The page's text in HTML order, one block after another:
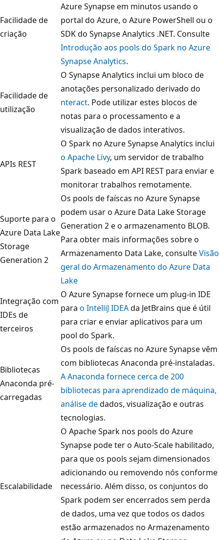
Facilidade de
criação
Azure Synapse em minutos usando o
portal do Azure, o Azure PowerShell ou o
SDK do Synapse Analytics .NET. Consulte
Introdução aos pools do Spark no Azure
Synapse Analytics.
Facilidade de
utilização
O Synapse Analytics inclui um bloco de
anotações personalizado derivado do
nteract. Pode utilizar estes blocos de
notas para o processamento e a
visualização de dados interativos.
APIs REST
O Spark no Azure Synapse Analytics inclui
o Apache Livy, um servidor de trabalho
Spark baseado em API REST para enviar e
monitorar trabalhos remotamente.
Suporte para o
Azure Data Lake
Storage
Generation 2
Os pools de faíscas no Azure Synapse
podem usar o Azure Data Lake Storage
Generation 2 e o armazenamento BLOB.
Para obter mais informações sobre o
Armazenamento Data Lake, consulteVisão
geral do Armazenamento do Azure Data
Lake
Integração com
IDEs de
terceiros
O Azure Synapse fornece um plug-in IDE
para o IntelliJ IDEAda JetBrains que é útil
para criar e enviar aplicativos para um
pool do Spark.
Bibliotecas
Anaconda pré-
carregadas
Os pools de faíscas no Azure Synapse vêm
com bibliotecas Anaconda pré-instaladas.
A Anaconda fornece cerca de 200
bibliotecas para aprendizado de máquina,
análise dedados, visualização e outras
tecnologias.
Escalabilidade
O Apache Spark nos pools do Azure
Synapse pode ter o Auto-Scale habilitado,
para que os pools sejam dimensionados
adicionando ou removendo nós conforme
necessário. Além disso, os conjuntos do
Spark podem ser encerrados sem perda
de dados, uma vez que todos os dados
estão armazenados no Armazenamento